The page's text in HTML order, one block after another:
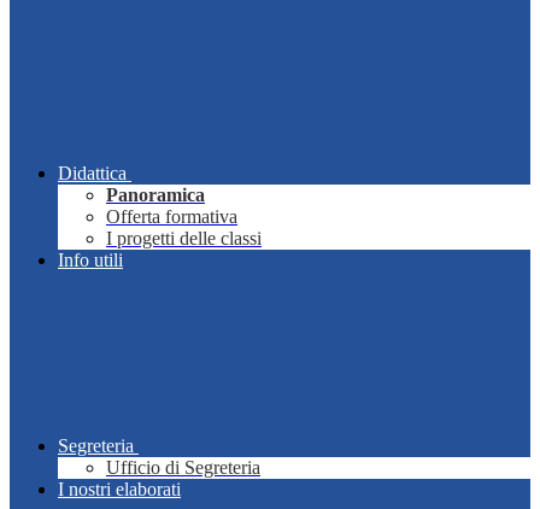
Didattica
Panoramica
Offerta formativa
I progetti delle classi
Info utili
Segreteria
Ufficio di Segreteria
I nostri elaborati